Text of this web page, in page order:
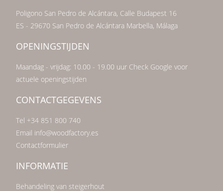
Poligono San Pedro de Alcántara, Calle Budapest 16
ES - 29670 San Pedro de Alcántara Marbella, Málaga
OPENINGSTIJDEN
Maandag - vrijdag: 10.00 - 19.00 uur Check Google voor
actuele openingstijden
CONTACTGEGEVENS
Tel +34 851 800 740
Email info@woodfactory.es
Contactformulier
INFORMATIE
Behandeling van steigerhout